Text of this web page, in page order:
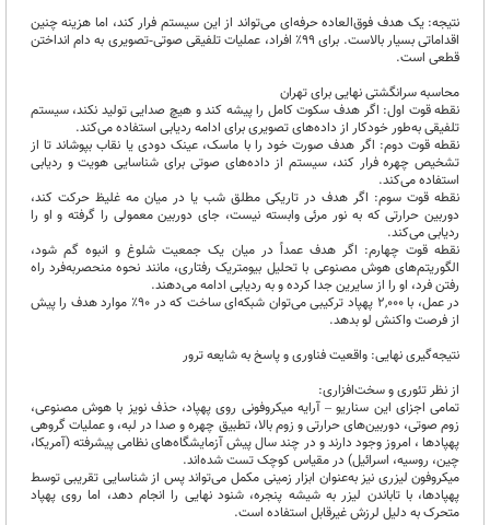
نتیجه: یک هدف فوق‌العاده حرفه‌ای می‌تواند از این سیستم فرار کند، اما هزینه چنین
اقداماتی بسیار بالاست. برای ۹۹٪ افراد، عملیات تلفیقی صوتی‑تصویری به دام انداختن
قطعی است.
محاسبه سرانگشتی نهایی برای تهران
نقطه قوت اول: اگر هدف سکوت کامل را پیشه کند و هیچ صدایی تولید نکند، سیستم
تلفیقی به‌طور خودکار از داده‌های تصویری برای ادامه ردیابی استفاده می‌کند.
نقطه قوت دوم: اگر هدف صورت خود را با ماسک، عینک دودی یا نقاب بپوشاند تا از
تشخیص چهره فرار کند، سیستم از داده‌های صوتی برای شناسایی هویت و ردیابی
استفاده می‌کند.
نقطه قوت سوم: اگر هدف در تاریکی مطلق شب یا در میان مه غلیظ حرکت کند،
دوربین حرارتی که به نور مرئی وابسته نیست، جای دوربین معمولی را گرفته و او را
ردیابی می‌کند.
نقطه قوت چهارم: اگر هدف عمداً در میان یک جمعیت شلوغ و انبوه گم شود،
الگوریتم‌های هوش مصنوعی با تحلیل بیومتریک رفتاری، مانند نحوه منحصربه‌فرد راه
رفتن فرد، او را از سایرین جدا کرده و به ردیابی ادامه می‌دهند.
در عمل، با ۲,۰۰۰ پهپاد ترکیبی می‌توان شبکه‌ای ساخت که در ۹۰٪ موارد هدف را پیش
از فرصت واکنش لو بدهد.
نتیجه‌گیری نهایی: واقعیت فناوری و پاسخ به شایعه ترور
از نظر تئوری و سخت‌افزاری:
تمامی اجزای این سناریو – آرایه میکروفونی روی پهپاد، حذف نویز با هوش مصنوعی،
زوم صوتی، دوربین‌های حرارتی و زوم بالا، تطبیق چهره و صدا در لبه، و عملیات گروهی
پهپادها ، امروز وجود دارند و در چند سال پیش آزمایشگاه‌های نظامی پیشرفته (آمریکا،
چین، روسیه، اسرائیل) در مقیاس کوچک تست شده‌اند.
میکروفون لیزری نیز به‌عنوان ابزار زمینی مکمل می‌تواند پس از شناسایی تقریبی توسط
پهپادها، با تاباندن لیزر به شیشه پنجره، شنود نهایی را انجام دهد، اما روی پهپاد
متحرک به دلیل لرزش غیرقابل استفاده است.